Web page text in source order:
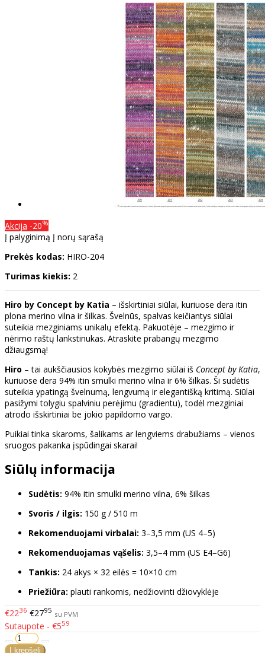
Akcija -20%
Į palyginimą Į norų sąrašą
Prekės kodas: HIRO-204
Turimas kiekis: 2
Hiro by Concept by Katia – išskirtiniai siūlai, kuriuose dera itin
plona merino vilna ir šilkas. Švelnūs, spalvas keičiantys siūlai
suteikia mezginiams unikalų efektą. Pakuotėje – mezgimo ir
nėrimo raštų lankstinukas. Atraskite prabangų mezgimo
džiaugsmą!
Hiro – tai aukščiausios kokybės mezgimo siūlai iš Concept by Katia,
kuriuose dera 94% itin smulki merino vilna ir 6% šilkas. Ši sudėtis
suteikia ypatingą švelnumą, lengvumą ir elegantišką kritimą. Siūlai
pasižymi tolygiu spalviniu perėjimu (gradientu), todėl mezginiai
atrodo išskirtiniai be jokio papildomo vargo.
Puikiai tinka skaroms, šalikams ar lengviems drabužiams – vienos
sruogos pakanka įspūdingai skarai!
Siūlų informacija
Sudėtis: 94% itin smulki merino vilna, 6% šilkas
Svoris / ilgis: 150 g / 510 m
Rekomenduojami virbalai: 3–3,5 mm (US 4–5)
Rekomenduojamas vąšelis: 3,5–4 mm (US E4–G6)
Tankis: 24 akys × 32 eilės = 10×10 cm
Priežiūra: plauti rankomis, nedžiovinti džiovyklėje
€2236 €2795 su PVM
Sutaupote - €559